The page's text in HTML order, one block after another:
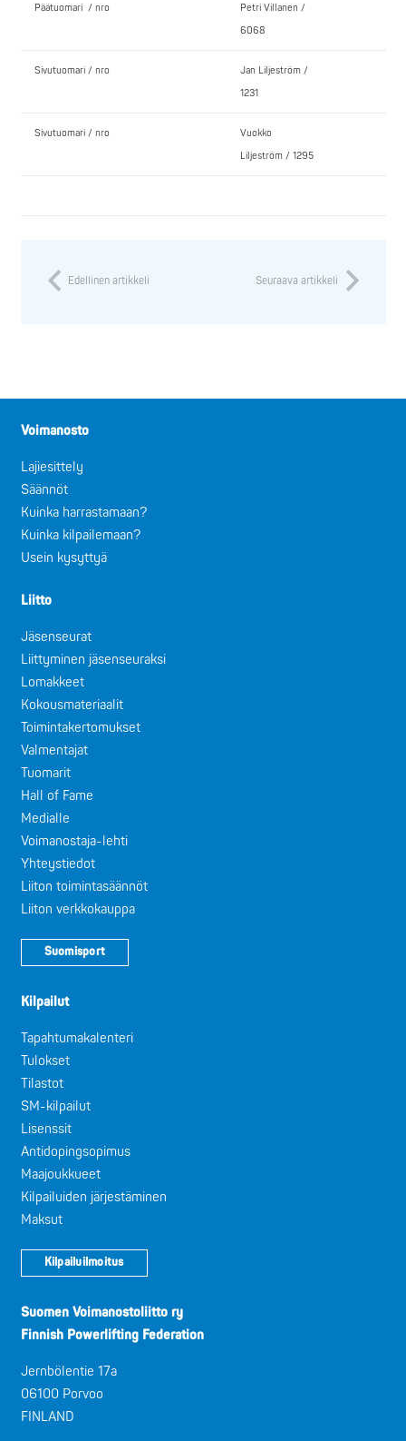
Päätuomari / nro
Petri Villanen /
6068
Sivutuomari / nro
Jan Liljeström /
1231
Sivutuomari / nro
Vuokko
Liljeström / 1295
Edellinen artikkeli Seuraava artikkeli
Voimanosto
Lajiesittely
Säännöt
Kuinka harrastamaan?
Kuinka kilpailemaan?
Usein kysyttyä
Liitto
Jäsenseurat
Liittyminen jäsenseuraksi
Lomakkeet
Kokousmateriaalit
Toimintakertomukset
Valmentajat
Tuomarit
Hall of Fame
Medialle
Voimanostaja-lehti
Yhteystiedot
Liiton toimintasäännöt
Liiton verkkokauppa
Suomisport
Kilpailut
Tapahtumakalenteri
Tulokset
Tilastot
SM-kilpailut
Lisenssit
Antidopingsopimus
Maajoukkueet
Kilpailuiden järjestäminen
Maksut
Kilpailuilmoitus
Suomen Voimanostoliitto ry
Finnish Powerlifting Federation
Jernbölentie 17a
06100 Porvoo
FINLAND